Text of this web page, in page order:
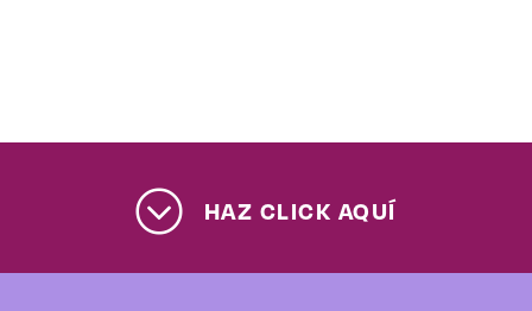
Becas
Graduaciones
CRUCE
HAZ CLICK AQUÍ